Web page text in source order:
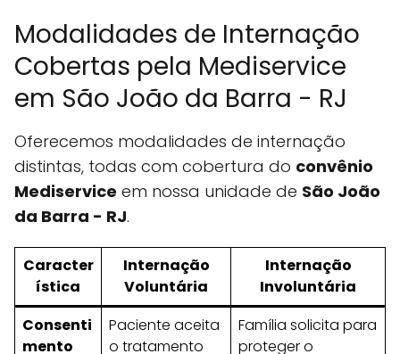
Modalidades de Internação
Cobertas pela Mediservice
em São João da Barra - RJ
Oferecemos modalidades de internação
distintas, todas com cobertura do convênio
Mediservice em nossa unidade de São João
da Barra - RJ.
Caracter
ística
Internação
Voluntária
Internação
Involuntária
Consenti
mento
Paciente aceita
o tratamento
Família solicita para
proteger o